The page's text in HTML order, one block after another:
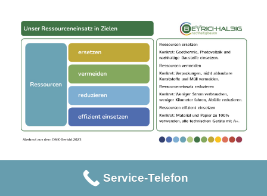
Unser Ressourceneinsatz erfolgt innerhalb der vier Ziele:
Service-Telefon